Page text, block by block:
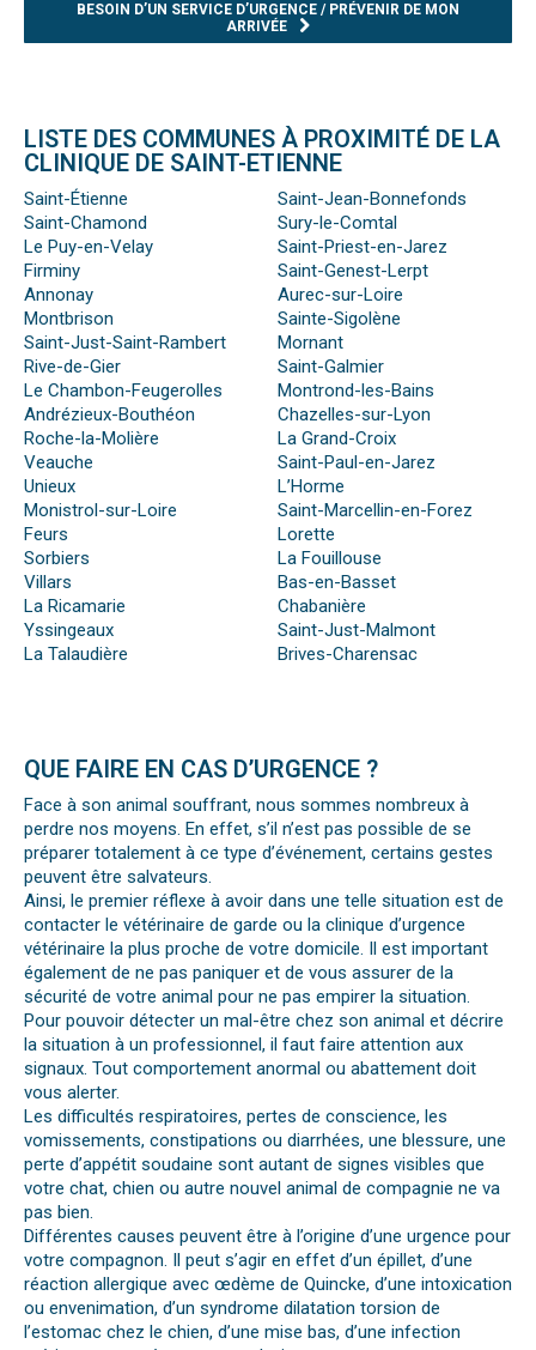
BESOIN D’UN SERVICE D’URGENCE / PRÉVENIR DE MON
ARRIVÉE
LISTE DES COMMUNES À PROXIMITÉ DE LA
CLINIQUE DE SAINT-ETIENNE
Saint-Étienne
Saint-Chamond
Le Puy-en-Velay
Firminy
Annonay
Montbrison
Saint-Just-Saint-Rambert
Rive-de-Gier
Le Chambon-Feugerolles
Andrézieux-Bouthéon
Roche-la-Molière
Veauche
Unieux
Monistrol-sur-Loire
Feurs
Sorbiers
Villars
La Ricamarie
Yssingeaux
La Talaudière
Saint-Jean-Bonnefonds
Sury-le-Comtal
Saint-Priest-en-Jarez
Saint-Genest-Lerpt
Aurec-sur-Loire
Sainte-Sigolène
Mornant
Saint-Galmier
Montrond-les-Bains
Chazelles-sur-Lyon
La Grand-Croix
Saint-Paul-en-Jarez
L’Horme
Saint-Marcellin-en-Forez
Lorette
La Fouillouse
Bas-en-Basset
Chabanière
Saint-Just-Malmont
Brives-Charensac
QUE FAIRE EN CAS D’URGENCE ?
Face à son animal souffrant, nous sommes nombreux à
perdre nos moyens. En effet, s’il n’est pas possible de se
préparer totalement à ce type d’événement, certains gestes
peuvent être salvateurs.
Ainsi, le premier réflexe à avoir dans une telle situation est de
contacter le vétérinaire de garde ou la clinique d’urgence
vétérinaire la plus proche de votre domicile. Il est important
également de ne pas paniquer et de vous assurer de la
sécurité de votre animal pour ne pas empirer la situation.
Pour pouvoir détecter un mal-être chez son animal et décrire
la situation à un professionnel, il faut faire attention aux
signaux. Tout comportement anormal ou abattement doit
vous alerter.
Les difficultés respiratoires, pertes de conscience, les
vomissements, constipations ou diarrhées, une blessure, une
perte d’appétit soudaine sont autant de signes visibles que
votre chat, chien ou autre nouvel animal de compagnie ne va
pas bien.
Différentes causes peuvent être à l’origine d’une urgence pour
votre compagnon. Il peut s’agir en effet d’un épillet, d’une
réaction allergique avec œdème de Quincke, d’une intoxication
ou envenimation, d’un syndrome dilatation torsion de
l’estomac chez le chien, d’une mise bas, d’une infection